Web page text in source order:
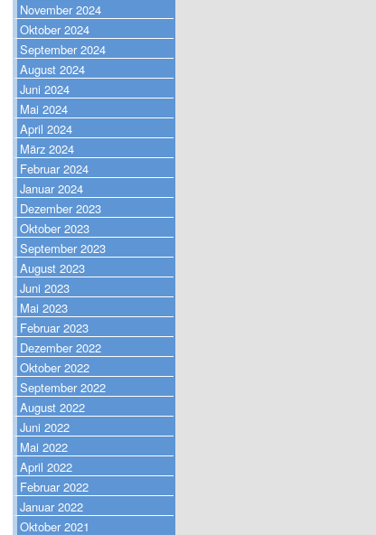
November 2024
Oktober 2024
September 2024
August 2024
Juni 2024
Mai 2024
April 2024
März 2024
Februar 2024
Januar 2024
Dezember 2023
Oktober 2023
September 2023
August 2023
Juni 2023
Mai 2023
Februar 2023
Dezember 2022
Oktober 2022
September 2022
August 2022
Juni 2022
Mai 2022
April 2022
Februar 2022
Januar 2022
Oktober 2021